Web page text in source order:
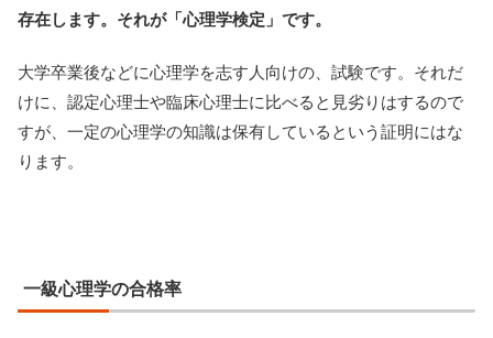
存在します。それが「心理学検定」です。
大学卒業後などに心理学を志す人向けの、試験です。それだ
けに、認定心理士や臨床心理士に比べると見劣りはするので
すが、一定の心理学の知識は保有しているという証明にはな
ります。
一級心理学の合格率